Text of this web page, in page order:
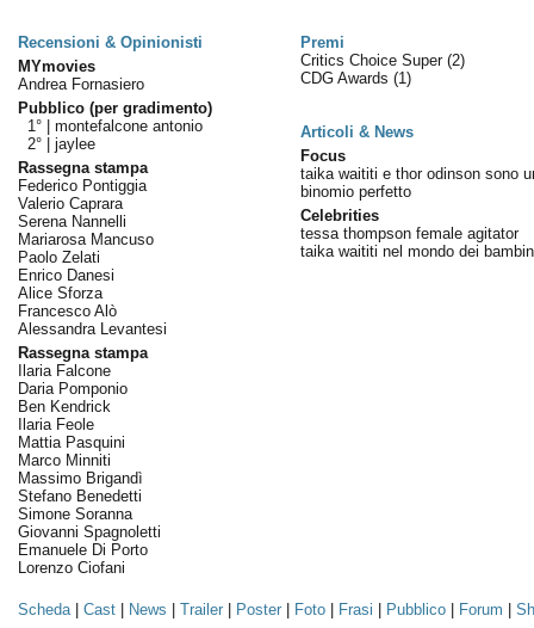
Recensioni & Opinionisti
Premi
MYmovies
Andrea Fornasiero
Pubblico (per gradimento)
1° | montefalcone antonio
2° | jaylee
Rassegna stampa
Federico Pontiggia
Valerio Caprara
Serena Nannelli
Mariarosa Mancuso
Paolo Zelati
Enrico Danesi
Alice Sforza
Francesco Alò
Alessandra Levantesi
Rassegna stampa
Ilaria Falcone
Daria Pomponio
Ben Kendrick
Ilaria Feole
Mattia Pasquini
Marco Minniti
Massimo Brigandì
Stefano Benedetti
Simone Soranna
Giovanni Spagnoletti
Emanuele Di Porto
Lorenzo Ciofani
Critics Choice Super (2)
CDG Awards (1)
Articoli & News
Focus
taika waititi e thor odinson sono
binomio perfetto
Celebrities
tessa thompson female agitator
taika waititi nel mondo dei
Scheda| Cast| News Trailer| Poster| Foto| Frasi Pubblico| Forum